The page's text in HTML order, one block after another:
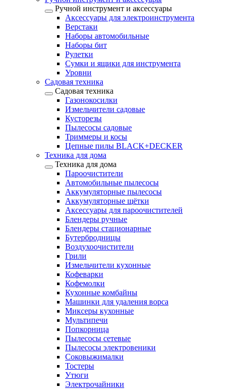
Ручной инструмент и аксессуары
Аксессуары для электроинструмента
Верстаки
Наборы автомобильные
Наборы бит
Рулетки
Сумки и ящики для инструмента
Уровни
Садовая техника
Садовая техника
Газонокосилки
Измельчители садовые
Кусторезы
Пылесосы садовые
Триммеры и косы
Цепные пилы BLACK+DECKER
Техника для дома
Техника для дома
Пароочистители
Автомобильные пылесосы
Аккумуляторные пылесосы
Аккумуляторные щётки
Аксессуары для пароочистителей
Блендеры ручные
Блендеры стационарные
Бутербродницы
Воздухоочистители
Грили
Измельчители кухонные
Кофеварки
Кофемолки
Кухонные комбайны
Машинки для удаления ворса
Миксеры кухонные
Мультипечи
Попкорница
Пылесосы сетевые
Пылесосы электровеники
Соковыжималки
Тостеры
Утюги
Электрочайники